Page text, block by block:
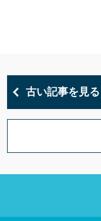
古い記事を見る